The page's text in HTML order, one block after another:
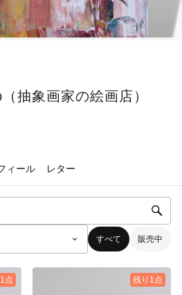
抽象画家の絵画店）
ィール レター
すべて 販売中
点 残り1点